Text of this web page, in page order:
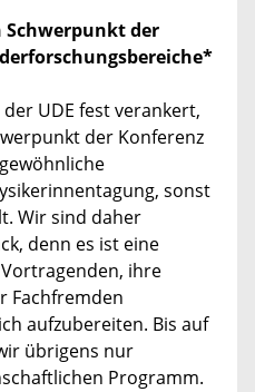
Schwerpunkt der
UDE fest verankert,
der Konferenz
sonst
Wir sind daher
denn es ist eine
ihre
Fachfremden
aufzubereiten. Bis auf
übrigens nur
Programm.